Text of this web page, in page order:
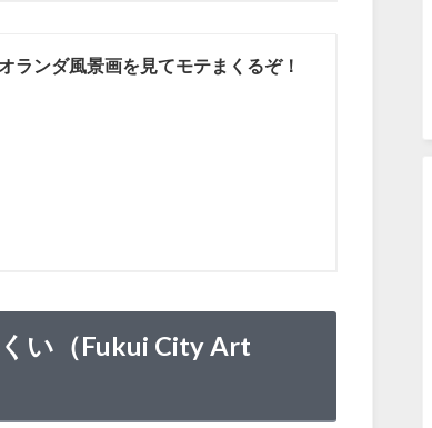
ランダ風景画を見てモテまくるぞ！
い（Fukui City Art